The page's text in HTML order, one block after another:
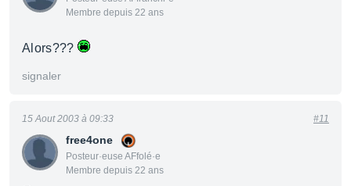
Membre depuis 22 ans
Alors???
signaler
free4one
Posteur·euse AFfolé·e
Membre depuis 22 ans
15 Aout 2003 à 09:33 #11